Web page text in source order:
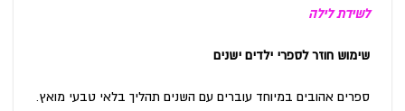
לשידת לילה
שימוש חוזר לספרי ילדים ישנים
ספרים אהובים במיוחד עוברים עם השנים תהליך בלאי טבעי מואץ.